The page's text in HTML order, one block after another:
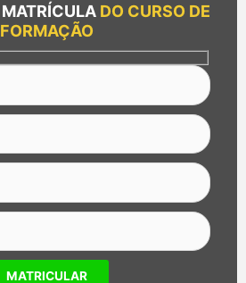
MATRÍCULA DO CURSO DE
FORMAÇÃO